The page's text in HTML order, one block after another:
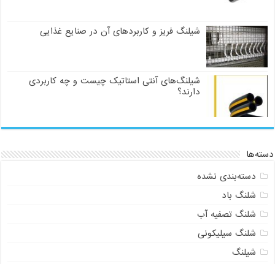
شیلنگ فریز و کاربردهای آن در صنایع غذایی
شیلنگ‌های آنتی استاتیک چیست و چه کاربردی
دارند؟
دسته‌ها
دسته‌بندی نشده
شلنگ باد
شلنگ تصفیه آب
شلنگ سیلیکونی
شیلنگ